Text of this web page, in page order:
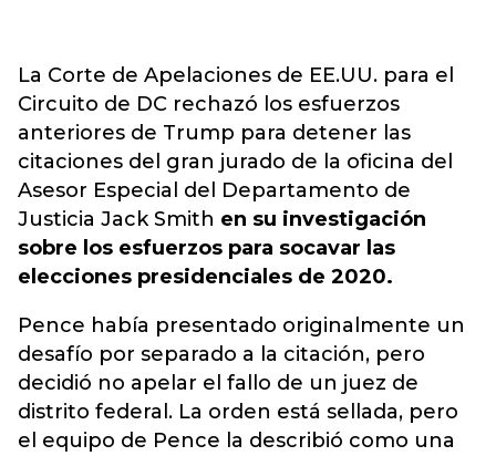
La Corte de Apelaciones de EE.UU. para el
Circuito de DC rechazó los esfuerzos
anteriores de Trump para detener las
citaciones del gran jurado de la oficina del
Asesor Especial del Departamento de
Justicia Jack Smith en su investigación
sobre los esfuerzos para socavar las
elecciones presidenciales de 2020.
Pence había presentado originalmente un
desafío por separado a la citación, pero
decidió no apelar el fallo de un juez de
distrito federal. La orden está sellada, pero
el equipo de Pence la describió como una